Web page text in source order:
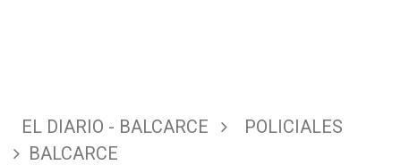
EL DIARIO - BALCARCE
POLICIALES
BALCARCE